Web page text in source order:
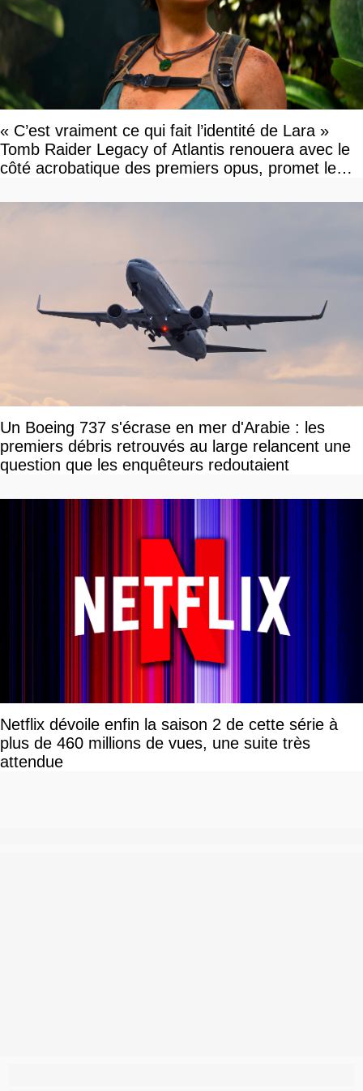
« C’est vraiment ce qui fait l’identité de Lara »
Tomb Raider Legacy of Atlantis renouera avec le
côté acrobatique des premiers opus, promet le
Un Boeing 737 s'écrase en mer d'Arabie : les
premiers débris retrouvés au large relancent une
question que les enquêteurs redoutaient
Netflix dévoile enfin la saison 2 de cette série à
plus de 460 millions de vues, une suite très
attendue